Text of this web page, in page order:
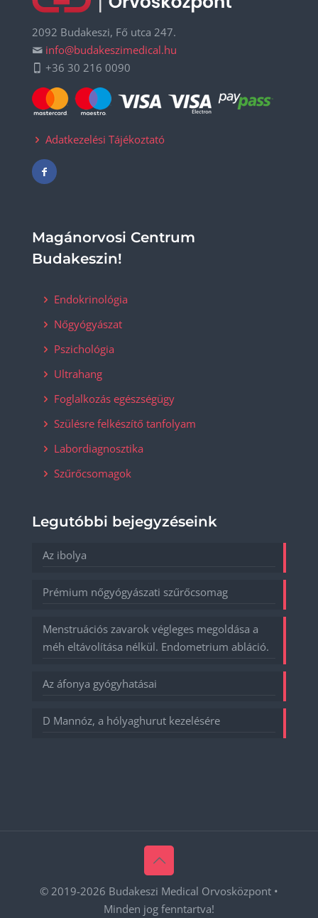
2092 Budakeszi, Fő utca 247.
info@budakeszimedical.hu
+36 30 216 0090
Adatkezelési Tájékoztató
Magánorvosi Centrum
Budakeszin!
Endokrinológia
Nőgyógyászat
Pszichológia
Ultrahang
Foglalkozás egészségügy
Szülésre felkészítő tanfolyam
Labordiagnosztika
Szűrőcsomagok
Legutóbbi bejegyzéseink
Az ibolya
Prémium nőgyógyászati szűrőcsomag
Menstruációs zavarok végleges megoldása a
méh eltávolítása nélkül. Endometrium abláció.
Az áfonya gyógyhatásai
D Mannóz, a hólyaghurut kezelésére
© 2019-2026 Budakeszi Medical Orvosközpont •
Minden jog fenntartva!